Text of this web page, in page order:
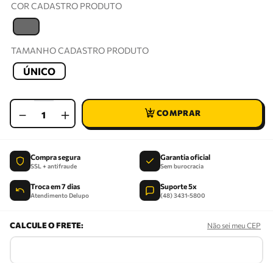
COR CADASTRO PRODUTO
TAMANHO CADASTRO PRODUTO
ÚNICO
＋
－
Compra segura
SSL + antifraude
Garantia oficial
Sem burocracia
Troca em 7 dias
Atendimento Delupo
Suporte 5x
(48) 3431-5800
Não sei meu CEP